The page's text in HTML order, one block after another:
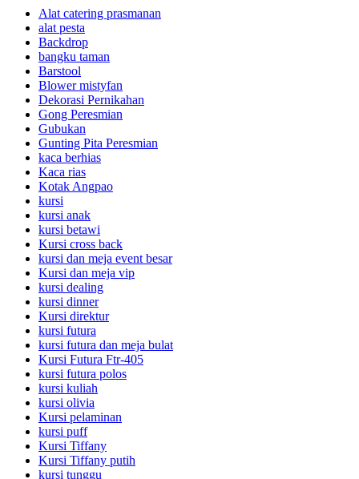
Alat catering prasmanan
alat pesta
Backdrop
bangku taman
Barstool
Blower mistyfan
Dekorasi Pernikahan
Gong Peresmian
Gubukan
Gunting Pita Peresmian
kaca berhias
Kaca rias
Kotak Angpao
kursi
kursi anak
kursi betawi
Kursi cross back
kursi dan meja event besar
Kursi dan meja vip
kursi dealing
kursi dinner
Kursi direktur
kursi futura
kursi futura dan meja bulat
Kursi Futura Ftr-405
kursi futura polos
kursi kuliah
kursi olivia
Kursi pelaminan
kursi puff
Kursi Tiffany
Kursi Tiffany putih
kursi tunggu